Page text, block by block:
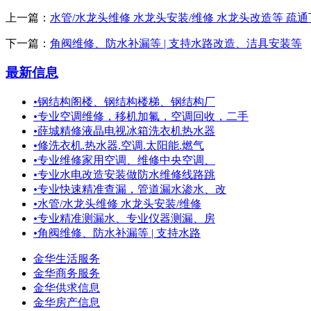
上一篇： 水管/水龙头维修 水龙头安装/维修 水龙头改造等 疏通
下一篇： 角阀维修、防水补漏等 | 支持水路改造、洁具安装等
最新信息
•钢结构阁楼、钢结构楼梯、钢结构厂
•专业空调维修，移机加氟，空调回收，二手
•薛城精修液晶电视冰箱洗衣机热水器
•修洗衣机.热水器.空调.太阳能.燃气
•专业维修家用空调、维修中央空调、
•专业水电改造安装做防水维修线路跳
•专业快速精准查漏，管道漏水渗水、改
•水管/水龙头维修 水龙头安装/维修
•专业精准测漏水、专业仪器测漏、房
•角阀维修、防水补漏等 | 支持水路
金华生活服务
金华商务服务
金华供求信息
金华房产信息